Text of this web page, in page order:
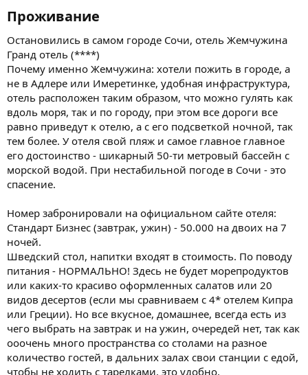
Проживание​
Остановились в самом городе Сочи, отель Жемчужина
Гранд отель (****)
Почему именно Жемчужина: хотели пожить в городе, а
не в Адлере или Имеретинке, удобная инфраструктура,
отель расположен таким образом, что можно гулять как
вдоль моря, так и по городу, при этом все дороги все
равно приведут к отелю, а с его подсветкой ночной, так
тем более. У отеля свой пляж и самое главное главное
его достоинство - шикарный 50-ти метровый бассейн с
морской водой. При нестабильной погоде в Сочи - это
спасение.
Номер забронировали на официальном сайте отеля:
Стандарт Бизнес (завтрак, ужин) - 50.000 на двоих на 7
ночей.
Шведский стол, напитки входят в стоимость. По поводу
питания - НОРМАЛЬНО! Здесь не будет морепродуктов
или каких-то красиво оформленных салатов или 20
видов десертов (если мы сравниваем с 4* отелем Кипра
или Греции). Но все вкусное, домашнее, всегда есть из
чего выбрать на завтрак и на ужин, очередей нет, так как
ооочень много пространства со столами на разное
количество гостей, в дальних залах свои станции с едой,
чтобы не ходить с тарелками, это удобно.